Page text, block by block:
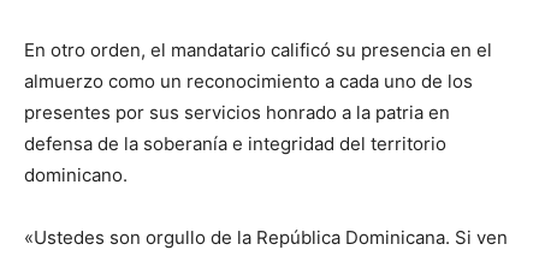
En otro orden, el mandatario calificó su presencia en el
almuerzo como un reconocimiento a cada uno de los
presentes por sus servicios honrado a la patria en
defensa de la soberanía e integridad del territorio
dominicano.
«Ustedes son orgullo de la República Dominicana. Si ven